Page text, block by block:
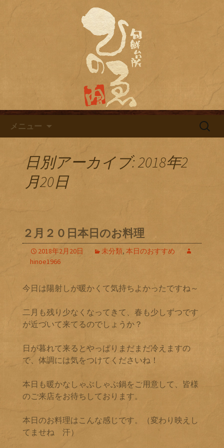
名古屋市栄にある居酒屋「旬鮮
台所ひのゑ」のブログ
名古屋市栄にある居酒屋「旬鮮台所ひ
のゑ（ひのえ）」。豊富な焼酎と海鮮
料理を中心とした、お酒に合う肴を楽
しめるお店です。季節で変わるおすす
めメニューや日替わりランチの新着情
報を随時更新中。
メニュー
検
日別アーカイブ: 2018年2
月20日
２月２０日本日のお料理
2018年2月20日 未分類, 本日のおすすめ
hinoe1966
今日は陽射しが暖かくて気持ちよかったですね～
二月も残り少なくなってきて、春も少しずつです
が近づいて来てるのでしょうか？
日が暮れて来るとやっぱりまだまだ冷えますの
で、体調には気をつけてくださいね！
本日も暖かなしゃぶしゃぶ鍋をご用意して、皆様
のご来店をお待ちしております。
本日のお料理はこんな感じです。（変わり映えし
てませね 汗）